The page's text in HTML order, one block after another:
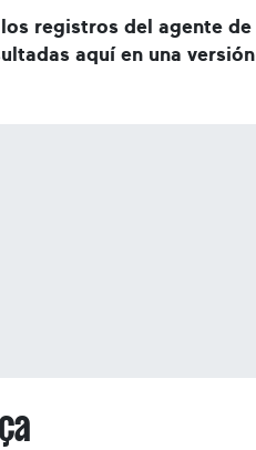
registros del agente de
aquí en una versión